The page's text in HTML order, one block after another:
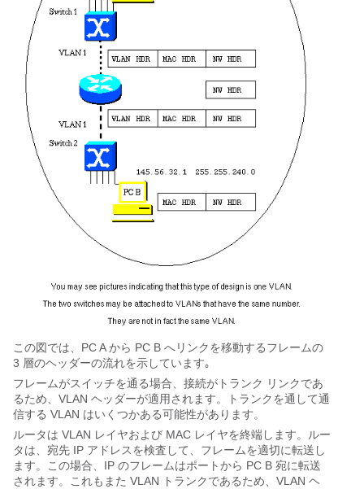
この図では、PC A から PC B へリンクを移動するフレームの
3 層のヘッダーの流れを示しています｡
フレームがスイッチを通る場合、接続がトランク リンクであ
るため、VLAN ヘッダーが適用されます。トランクを通して通
信する VLAN はいくつかある可能性があります。
ルータは VLAN レイヤおよび MAC レイヤを終端します。ルー
タは、宛先 IP アドレスを検査して、フレームを適切に転送し
ます。この場合、IP のフレームはポートから PC B 宛に転送
されます。これもまた VLAN トランクであるため、VLAN ヘ